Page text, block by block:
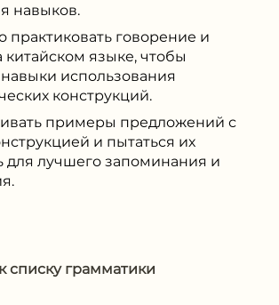
навыков.
практиковать говорение и
китайском языке, чтобы
использования
конструкций.
примеры предложений с
и пытаться их
для лучшего запоминания и
списку грамматики